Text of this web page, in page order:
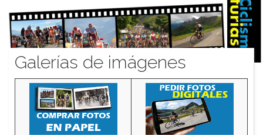
Galerías de imágenes